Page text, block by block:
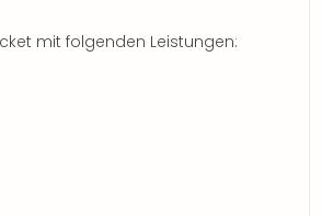
mit folgenden Leistungen: